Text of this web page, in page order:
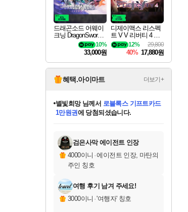
드래곤소드 어웨이
크닝 DragonSword A
10%
33,000원
디제이맥스 리스펙
트 V V 리버티 4 팩
DJMAX RESPECT
V V Liberty 4 Pack D
29,800
12%
40% 17,880원
혜택.아이마트 더보기+
교환.
당첨되셨습니다.
당첨되셨습니다.
당첨되셨습니다.
별빛희망님께서 로블록스 기프트카드
1만원권에 당첨되셨습니다.
당첨되셨습니다.
당첨되셨습니다.
당첨되셨습니다.
당첨되셨습니다.
에디션 (스팀코드)를 교환.
당첨되셨습니다.
검은사막 에이전트 인장
4000이니 ·에이전트 인장, 마탄의
주인 칭호
여행 후기 남겨 주세요!
3000이니 ·'여행자' 칭호